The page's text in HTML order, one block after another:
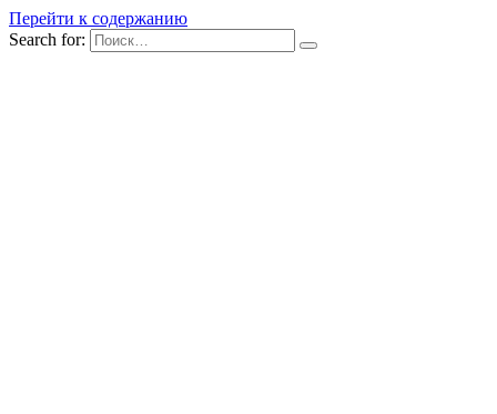
Перейти к содержанию
Search for: